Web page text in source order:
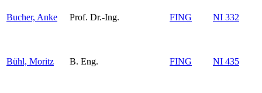
Bucher, Anke Prof. Dr.-Ing. FING NI 332
Bühl, Moritz B. Eng. FING NI 435